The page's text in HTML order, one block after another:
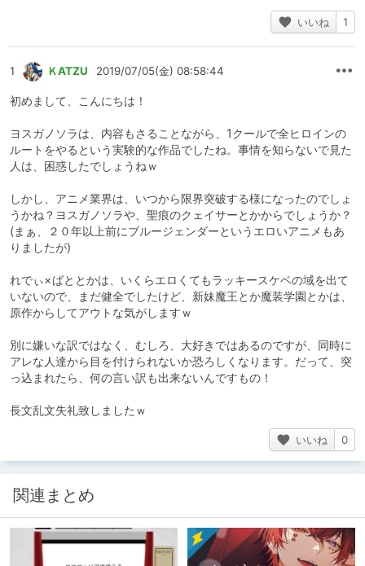
いいね 1
1 ＫATZU 2019/07/05(金) 08:58:44
初めまして、こんにちは！
ヨスガノソラは、内容もさることながら、1クールで全ヒロインの
ルートをやるという実験的な作品でしたね。事情を知らないで見た
人は、困惑したでしょうねｗ
しかし、アニメ業界は、いつから限界突破する様になったのでしょ
うかね？ヨスガノソラや、聖痕のクェイサーとかからでしょうか？
(まぁ、２０年以上前にブルージェンダーというエロいアニメもあ
りましたが)
れでぃ×ばととかは、いくらエロくてもラッキースケベの域を出て
いないので、まだ健全でしたけど、新妹魔王とか魔装学園とかは、
原作からしてアウトな気がしますｗ
別に嫌いな訳ではなく、むしろ、大好きではあるのですが、同時に
アレな人達から目を付けられないか恐ろしくなります。だって、突
っ込まれたら、何の言い訳も出来ないんですもの！
長文乱文失礼致しましたｗ
いいね 0
関連まとめ